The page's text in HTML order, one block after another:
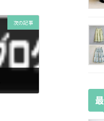
次の記事